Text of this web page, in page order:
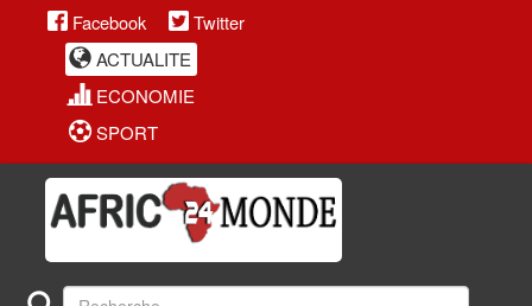
Facebook
Twitter
ACTUALITE
ECONOMIE
SPORT